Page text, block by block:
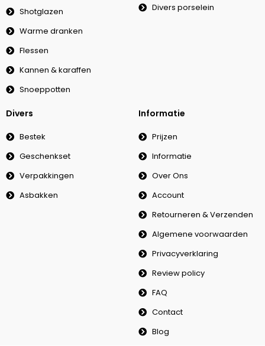
Shotglazen
Warme dranken
Flessen
Kannen & karaffen
Snoeppotten
Divers porselein
Divers
Bestek
Geschenkset
Verpakkingen
Asbakken
Informatie
Prijzen
Informatie
Over Ons
Account
Retourneren & Verzenden
Algemene voorwaarden
Privacyverklaring
Review policy
FAQ
Contact
Blog